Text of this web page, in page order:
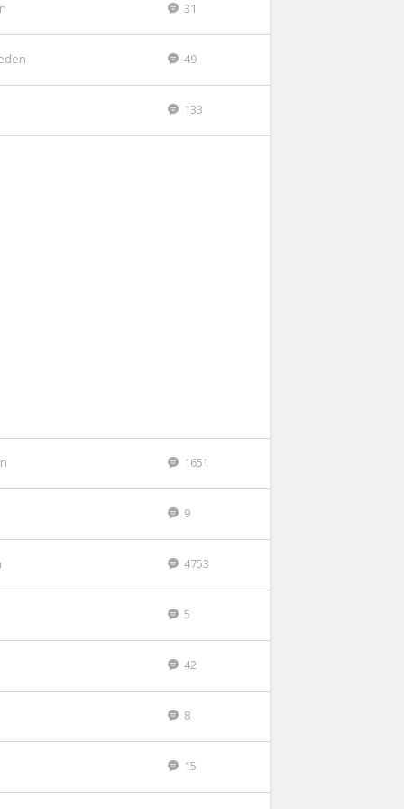
31
49
133
1651
9
4753
5
42
8
15